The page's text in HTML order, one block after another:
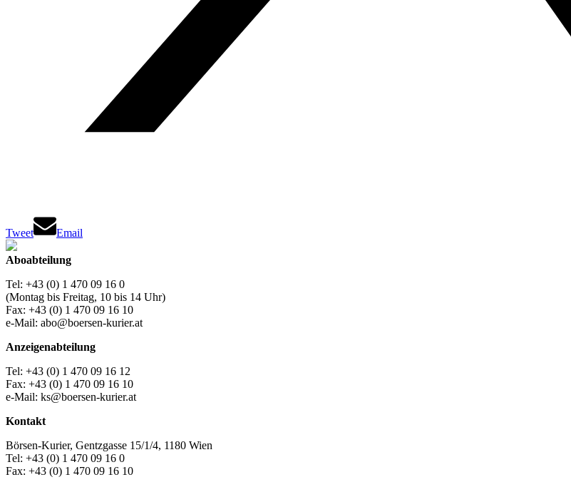
Tweet Email
Aboabteilung
Tel: +43 (0) 1 470 09 16 0
(Montag bis Freitag, 10 bis 14 Uhr)
Fax: +43 (0) 1 470 09 16 10
e-Mail: abo@boersen-kurier.at
Anzeigenabteilung
Tel: +43 (0) 1 470 09 16 12
Fax: +43 (0) 1 470 09 16 10
e-Mail: ks@boersen-kurier.at
Kontakt
Börsen-Kurier, Gentzgasse 15/1/4, 1180 Wien
Tel: +43 (0) 1 470 09 16 0
Fax: +43 (0) 1 470 09 16 10